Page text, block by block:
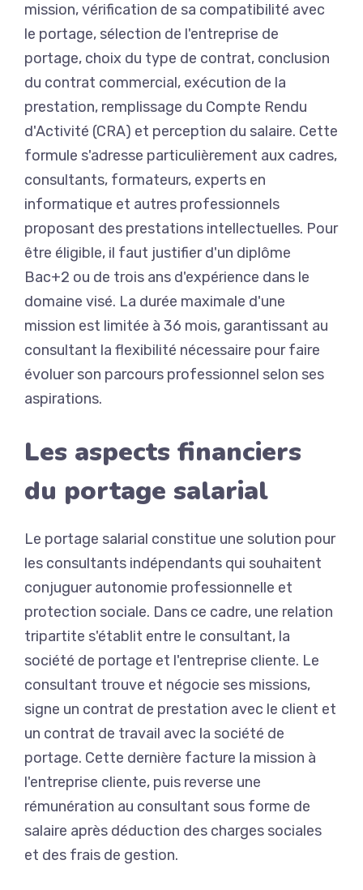
mission, vérification de sa compatibilité avec
le portage, sélection de l'entreprise de
portage, choix du type de contrat, conclusion
du contrat commercial, exécution de la
prestation, remplissage du Compte Rendu
d'Activité (CRA) et perception du salaire. Cette
formule s'adresse particulièrement aux cadres,
consultants, formateurs, experts en
informatique et autres professionnels
proposant des prestations intellectuelles. Pour
être éligible, il faut justifier d'un diplôme
Bac+2 ou de trois ans d'expérience dans le
domaine visé. La durée maximale d'une
mission est limitée à 36 mois, garantissant au
consultant la flexibilité nécessaire pour faire
évoluer son parcours professionnel selon ses
aspirations.
Les aspects financiers
du portage salarial
Le portage salarial constitue une solution pour
les consultants indépendants qui souhaitent
conjuguer autonomie professionnelle et
protection sociale. Dans ce cadre, une relation
tripartite s'établit entre le consultant, la
société de portage et l'entreprise cliente. Le
consultant trouve et négocie ses missions,
signe un contrat de prestation avec le client et
un contrat de travail avec la société de
portage. Cette dernière facture la mission à
l'entreprise cliente, puis reverse une
rémunération au consultant sous forme de
salaire après déduction des charges sociales
et des frais de gestion.